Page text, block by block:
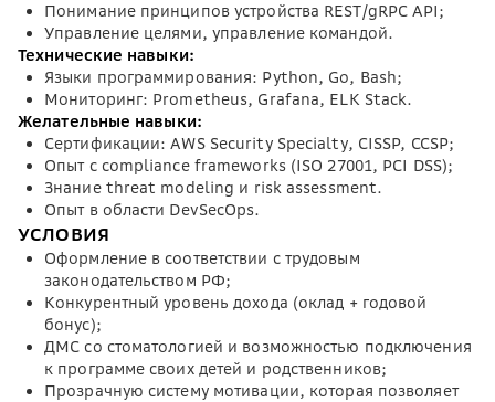
Понимание принципов устройства REST/gRPC API;
Управление целями, управление командой.
Технические навыки:
Языки программирования: Python, Go, Bash;
Мониторинг: Prometheus, Grafana, ELK Stack.
Желательные навыки:
Сертификации: AWS Security Specialty, CISSP, CCSP;
Опыт с compliance frameworks (ISO 27001, PCI DSS);
Знание threat modeling и risk assessment.
Опыт в области DevSecOps.
УСЛОВИЯ
Оформление в соответствии с трудовым
законодательством РФ;
Конкурентный уровень дохода (оклад + годовой
бонус);
ДМС со стоматологией и возможностью подключения
к программе своих детей и родственников;
Прозрачную систему мотивации, которая позволяет